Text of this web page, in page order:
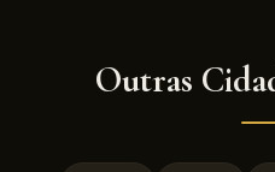
Outras